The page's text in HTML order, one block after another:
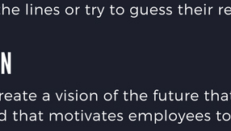
proximity marketing